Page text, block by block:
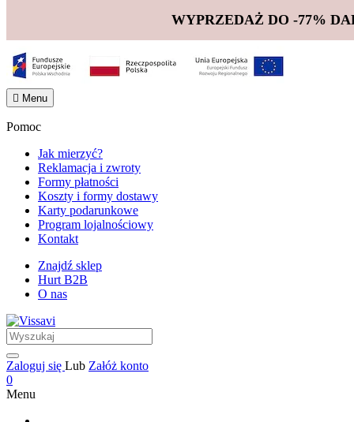
WYPRZEDAŻ DO -77%
 Menu
Pomoc
Jak mierzyć?
Reklamacja i zwroty
Formy płatności
Koszty i formy dostawy
Karty podarunkowe
Program lojalnościowy
Kontakt
Znajdź sklep
Hurt B2B
O nas
Zaloguj się Lub Załóż konto
0
Menu